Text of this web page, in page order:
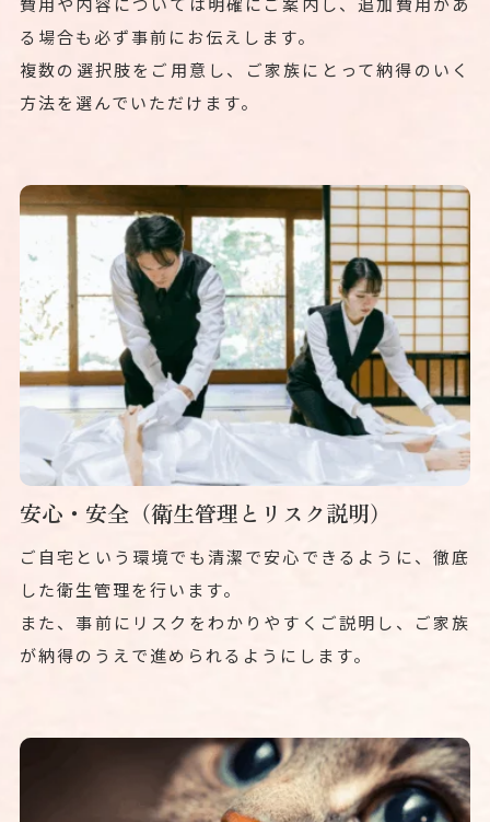
る場合も必ず事前にお伝えします。
複数の選択肢をご用意し、ご家族にとって納得のいく
方法を選んでいただけます。
安心・安全（衛生管理とリスク説明）
ご自宅という環境でも清潔で安心できるように、徹底
した衛生管理を行います。
また、事前にリスクをわかりやすくご説明し、ご家族
が納得のうえで進められるようにします。